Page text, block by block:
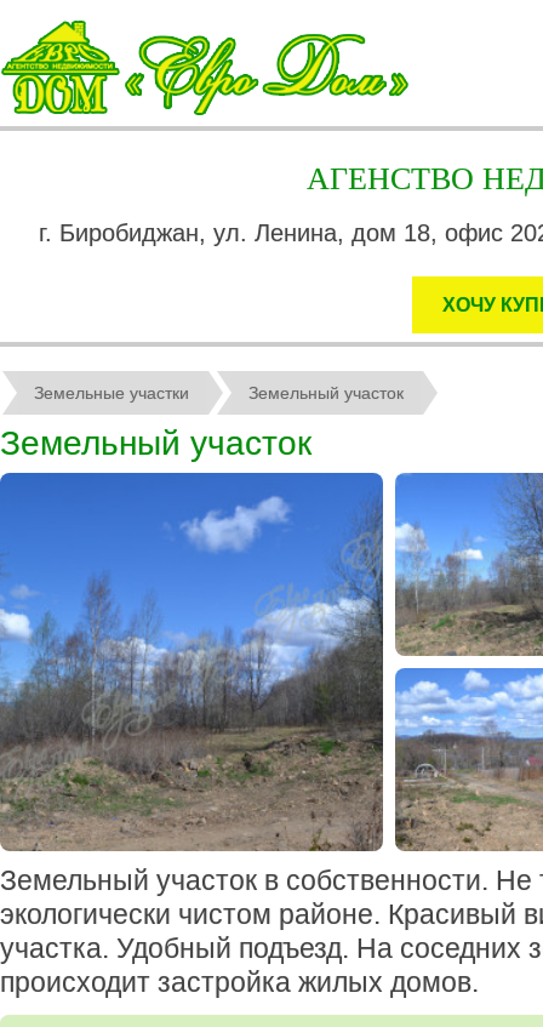
АГЕНСТВО
г. Биробиджан, ул. Ленина, дом 18, офис
ХОЧУ
Земельные участки Земельный участок
Земельный участок
Земельный участок в собственности. Не
экологически чистом районе. Красивый
участка. Удобный подъезд. На соседних
происходит застройка жилых домов.